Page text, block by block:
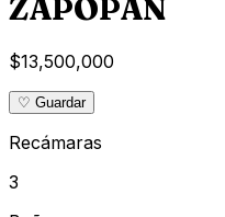
ZAPOPAN
$13,500,000
♡ Guardar
Recámaras
3